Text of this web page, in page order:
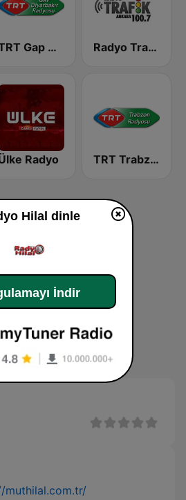
TRT Gap Diyarbakir Radyosu Radyo Trafik Istanbul
Radyo TRT Trabzon Radyosu
muthilal.com.tr/
Hilal dinle
İndir